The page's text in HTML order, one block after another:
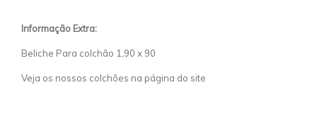
Informação Extra:
Beliche Para colchão 1,90 x 90
Veja os nossos colchões na página do site